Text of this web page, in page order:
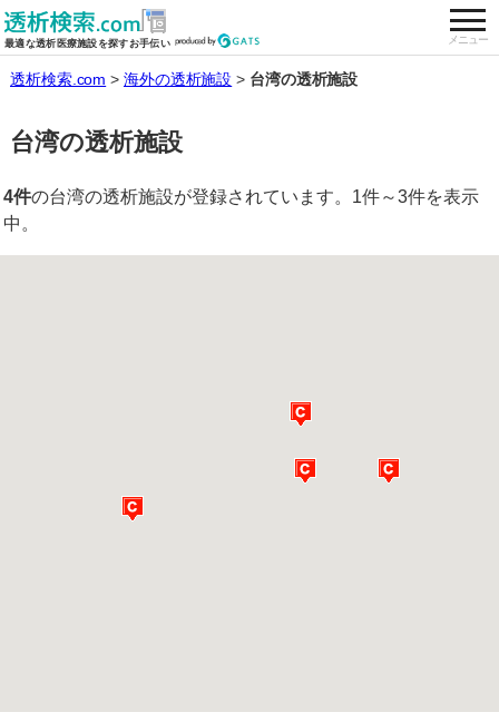
最適な透析医療施設を探すお手伝い メニュー
全国の透析施設を検索する
透析検索.com 海外の透析施設 台湾の透析施設
台湾の透析施設
4件の台湾の透析施設が登録されています。1件～3件を表示
中。